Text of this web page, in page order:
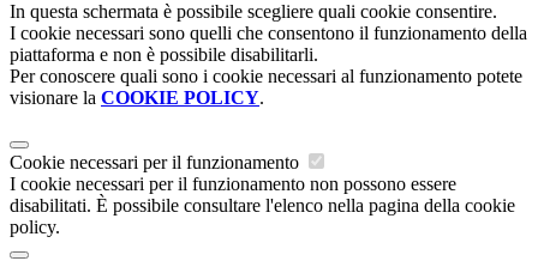
In questa schermata è possibile scegliere quali cookie consentire.
I cookie necessari sono quelli che consentono il funzionamento della
piattaforma e non è possibile disabilitarli.
Per conoscere quali sono i cookie necessari al funzionamento potete
visionare la COOKIE POLICY.
Cookie necessari per il funzionamento
I cookie necessari per il funzionamento non possono essere
disabilitati. È possibile consultare l'elenco nella pagina della cookie
policy.